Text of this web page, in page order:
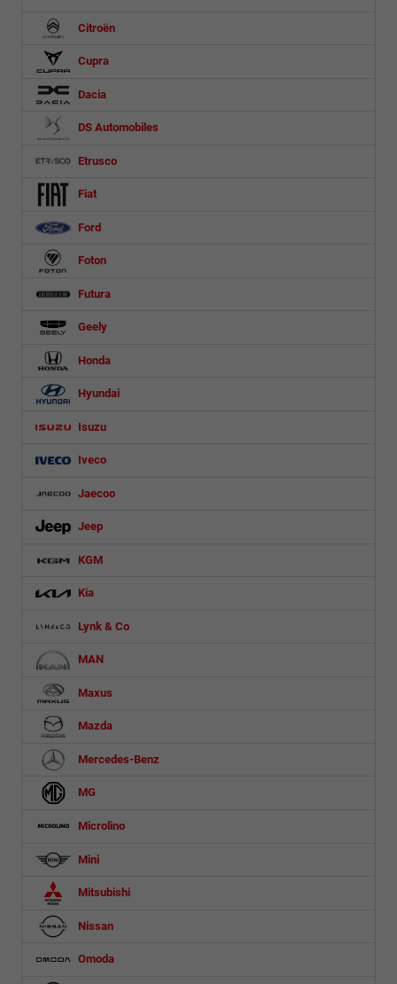
Citroën
Cupra
Dacia
DS Automobiles
Etrusco
Fiat
Ford
Foton
Futura
Geely
Honda
Hyundai
Isuzu
Iveco
Jaecoo
Jeep
KGM
Kia
Lynk & Co
MAN
Maxus
Mazda
Mercedes-Benz
MG
Microlino
Mini
Mitsubishi
Nissan
Omoda